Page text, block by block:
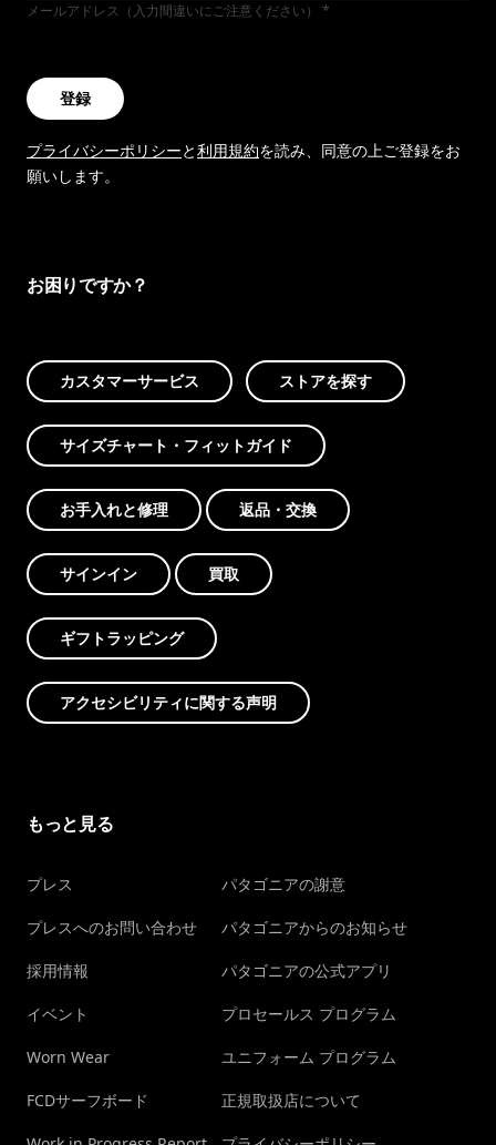
メールアドレス（入力間違いにご注意ください）
登録
プライバシーポリシーと利用規約を読み、同意の上ご登録をお
願いします。
お困りですか？
カスタマーサービス ストアを探す
サイズチャート・フィットガイド
お手入れと修理 返品・交換
サインイン 買取
ギフトラッピング
アクセシビリティに関する声明
もっと見る
プレス
プレスへのお問い合わせ
採用情報
イベント
Worn Wear
FCDサーフボード
パタゴニアの謝意
パタゴニアからのお知らせ
パタゴニアの公式アプリ
プロセールス プログラム
ユニフォーム プログラム
正規取扱店について